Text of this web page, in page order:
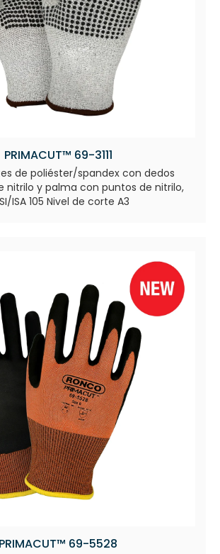
PRIMACUT™ 69-3111
de poliéster/spandex con dedos
nitrilo y palma con puntos de nitrilo,
ISA 105 Nivel de corte A3
PRIMACUT™ 69-5528